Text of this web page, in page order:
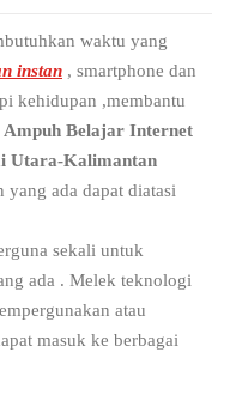
waktu yang
instan , smartphone dan
kehidupan ,membantu
Ampuh Belajar Internet
Utara-Kalimantan
yang ada dapat diatasi
sekali untuk
ada . Melek teknologi
atau
masuk ke berbagai